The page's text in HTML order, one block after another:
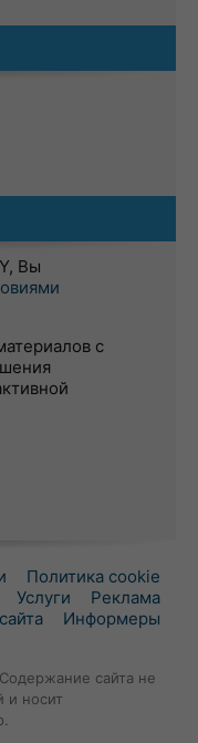
Вы
с
Политика cookie
Услуги
Реклама
Информеры
сайта не
и носит